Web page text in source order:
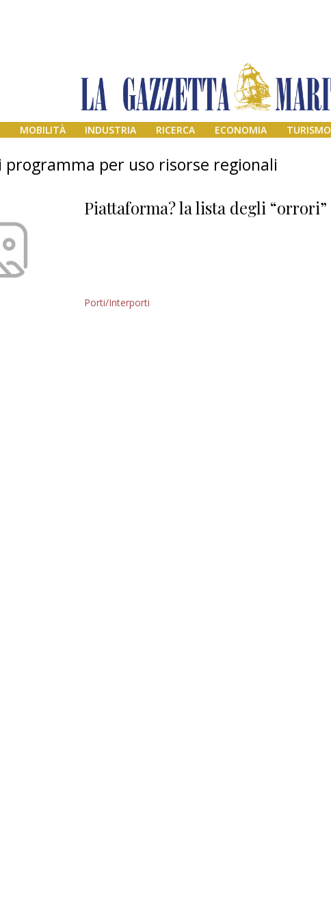
MOBILITÀ INDUSTRIA RICERCA ECONOMIA TURISMO
programma per uso risorse regionali
Piattaforma? la lista degli “orrori”
Porti/Interporti